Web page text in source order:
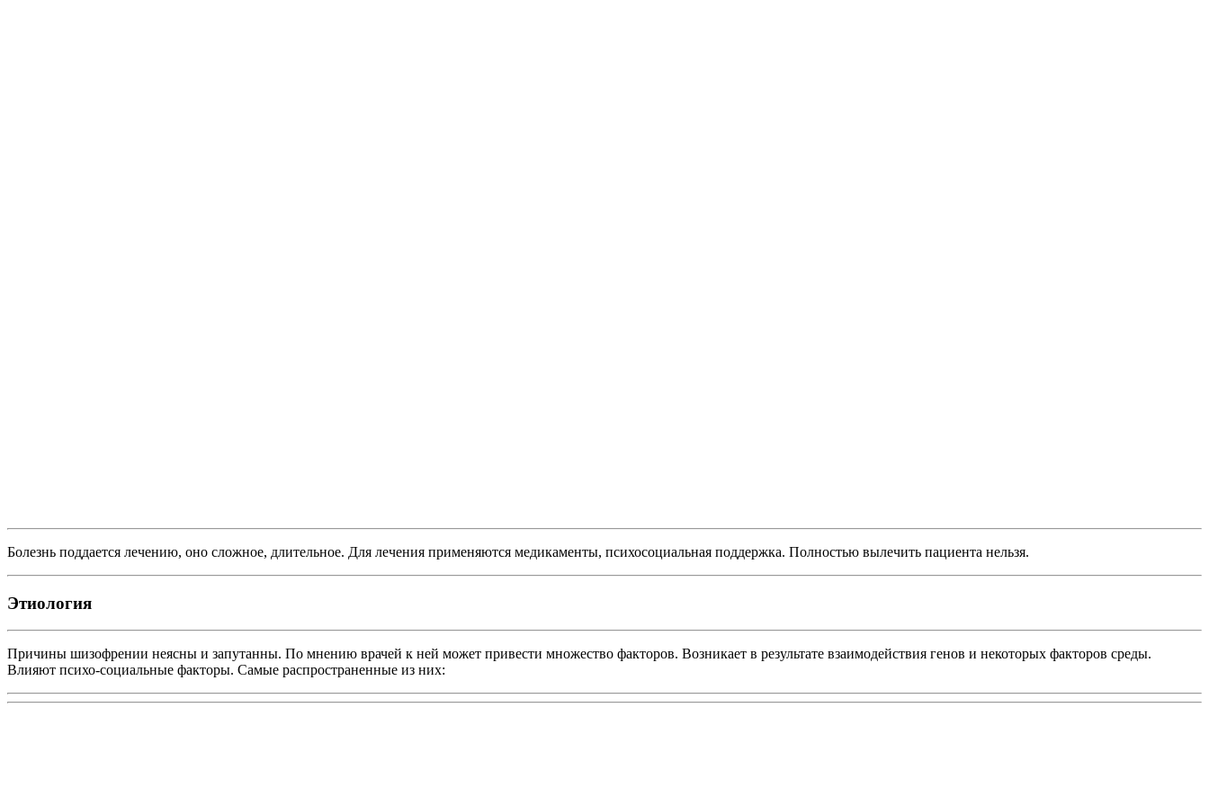
Болезнь поддается лечению, оно сложное, длительное. Для лечения применяются медикаменты, психосоциальная поддержка. Полностью вылечить пациента нельзя.
Этиология
Причины шизофрении неясны и запутанны. По мнению врачей к ней может привести множество факторов. Возникает в результате взаимодействия генов и некоторых факторов среды.
Влияют психо-социальные факторы. Самые распространенные из них: